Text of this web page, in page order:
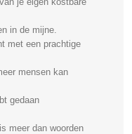
in de mijne.
met een prachtige
mensen kan
gedaan
meer dan woorden